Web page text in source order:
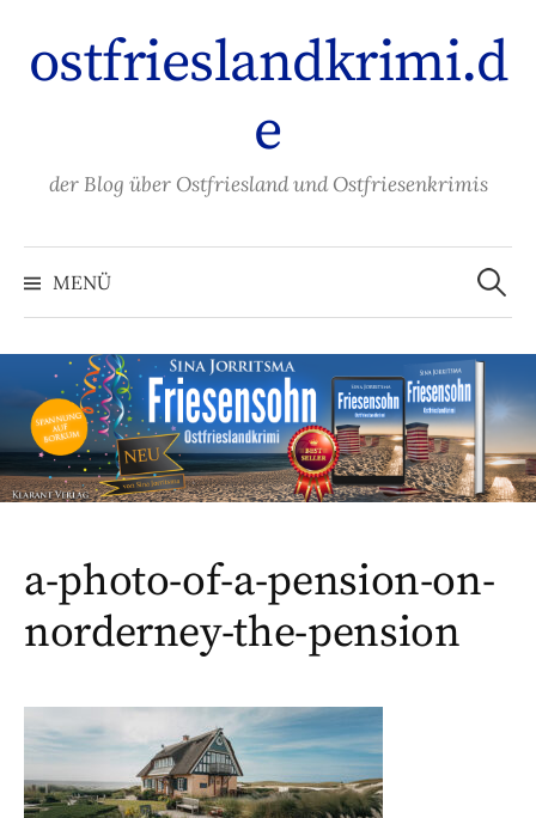
Inhalt
überspringen
ostfrieslandkrimi.d
e
der Blog über Ostfriesland und Ostfriesenkrimis
MENÜ
Suchen
nach:
a-photo-of-a-pension-on-
norderney-the-pension